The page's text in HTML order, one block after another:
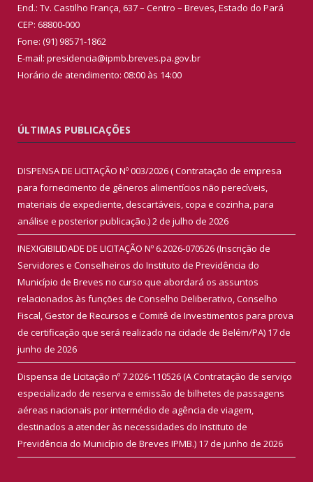
End.: Tv. Castilho França, 637 – Centro – Breves, Estado do Pará
CEP: 68800-000
Fone: (91) 98571-1862
E-mail: presidencia@ipmb.breves.pa.gov.br
Horário de atendimento: 08:00 às 14:00
ÚLTIMAS PUBLICAÇÕES
DISPENSA DE LICITAÇÃO Nº 003/2026 ( Contratação de empresa
para fornecimento de gêneros alimentícios não perecíveis,
materiais de expediente, descartáveis, copa e cozinha, para
análise e posterior publicação.)2 de julho de 2026
INEXIGIBILIDADE DE LICITAÇÃO Nº 6.2026-070526 (Inscrição de
Servidores e Conselheiros do Instituto de Previdência do
Município de Breves no curso que abordará os assuntos
relacionados às funções de Conselho Deliberativo, Conselho
Fiscal, Gestor de Recursos e Comitê de Investimentos para prova
de certificação que será realizado na cidade de Belém/PA) 17 de
junho de 2026
Dispensa de Licitação nº 7.2026-110526 (A Contratação de serviço
especializado de reserva e emissão de bilhetes de passagens
aéreas nacionais por intermédio de agência de viagem,
destinados a atender às necessidades do Instituto de
Previdência do Município de Breves IPMB.) 17 de junho de 2026